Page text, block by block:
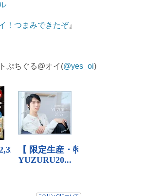
！つまみできたぞ』
ぷちぐる@オイ(@yes_oi)